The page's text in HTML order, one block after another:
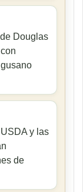
Douglas
y las
de